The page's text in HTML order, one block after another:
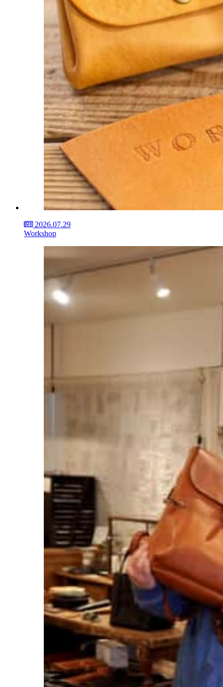
2026.07.29
Workshop